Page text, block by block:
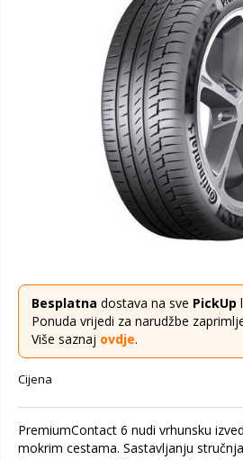
Besplatna dostava na sve PickUp
Ponuda vrijedi za narudžbe
Više saznaj ovdje.
Cijena
PremiumContact 6 nudi vrhunsku
mokrim cestama. Sastavljanju